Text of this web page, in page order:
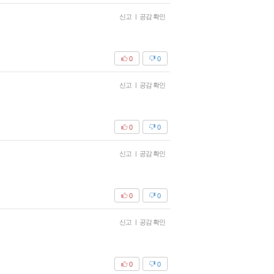
신고 | 공감 확인
0
0
신고 | 공감 확인
0
0
신고 | 공감 확인
0
0
신고 | 공감 확인
0
0